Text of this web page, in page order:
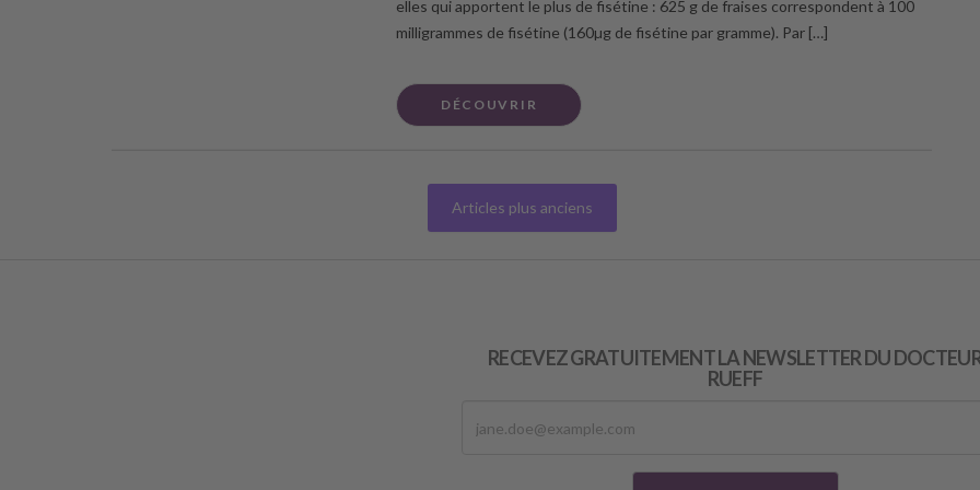
elles qui apportent le plus de fisétine : 625 g de fraises correspondent à 100
milligrammes de fisétine (160µg de fisétine par gramme). Par […]
DÉCOUVRIR
Articles plus anciens
RECEVEZ GRATUITEMENT LA NEWSLETTER DU
RUEFF